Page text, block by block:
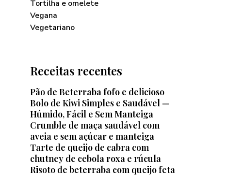
Tortilha e omelete
Vegana
Vegetariano
Receitas recentes
Pão de Beterraba fofo e delicioso
Bolo de Kiwi Simples e Saudável —
Húmido, Fácil e Sem Manteiga
Crumble de maça saudável com
aveia e sem açúcar e manteiga
Tarte de queijo de cabra com
chutney de cebola roxa e rúcula
Risoto de beterraba com queijo feta